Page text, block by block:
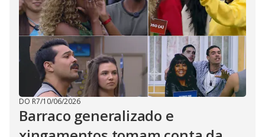
DO R7/10/06/2026
Barraco generalizado e